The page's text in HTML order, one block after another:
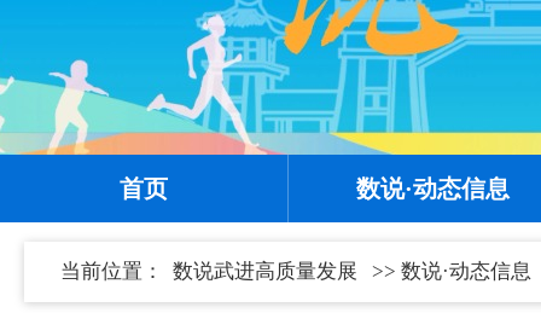
首页 数说·动态信息
当前位置： 数说武进高质量发展 >> 数说·动态信息